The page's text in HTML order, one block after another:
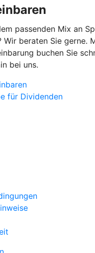
passenden Mix an
Wir beraten Sie gerne.
buchen Sie
bei uns.
für Dividenden